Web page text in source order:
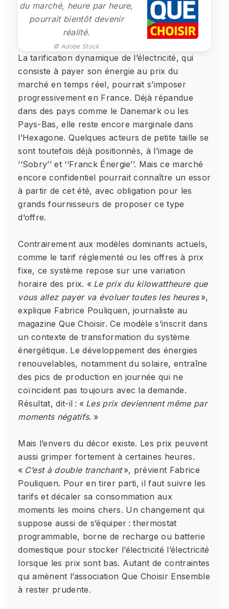
du marché, heure par heure,
pourrait bientôt devenir
réalité.
© Adobe Stock
La tarification dynamique de l’électricité, qui
consiste à payer son énergie au prix du
marché en temps réel, pourrait s’imposer
progressivement en France. Déjà répandue
dans des pays comme le Danemark ou les
Pays-Bas, elle reste encore marginale dans
l’Hexagone. Quelques acteurs de petite taille se
sont toutefois déjà positionnés, à l’image de
‘‘Sobry’’ et ‘‘Franck Énergie’’. Mais ce marché
encore confidentiel pourrait connaître un essor
à partir de cet été, avec obligation pour les
grands fournisseurs de proposer ce type
d’offre.
Contrairement aux modèles dominants actuels,
comme le tarif réglementé ou les offres à prix
fixe, ce système repose sur une variation
horaire des prix. « Le prix du kilowattheure que
vous allez payer va évoluer toutes les heures»,
explique Fabrice Pouliquen, journaliste au
magazine Que Choisir. Ce modèle s’inscrit dans
un contexte de transformation du système
énergétique. Le développement des énergies
renouvelables, notamment du solaire, entraîne
des pics de production en journée qui ne
coïncident pas toujours avec la demande.
Résultat, dit-il : « Les prix deviennent même par
moments négatifs. »
Mais l’envers du décor existe. Les prix peuvent
aussi grimper fortement à certaines heures.
« C’est à double tranchant», prévient Fabrice
Pouliquen. Pour en tirer parti, il faut suivre les
tarifs et décaler sa consommation aux
moments les moins chers. Un changement qui
suppose aussi de s’équiper : thermostat
programmable, borne de recharge ou batterie
domestique pour stocker l’électricité l’électricité
lorsque les prix sont bas. Autant de contraintes
qui amènent l’association Que Choisir Ensemble
à rester prudente.